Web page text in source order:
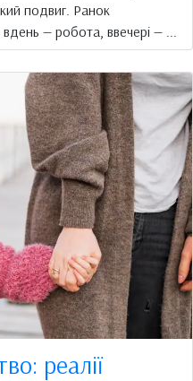
подвиг. Ранок
вдень — робота, ввечері — ...
реалії